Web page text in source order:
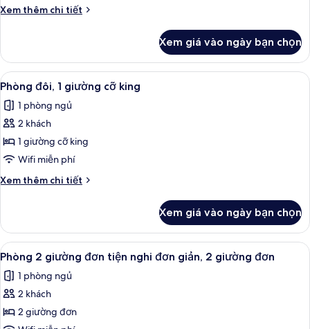
Xem thêm chi tiết
Chi
Phòng
Xem giá vào ngày bạn chọn
Xem
tất
cả
ảnh
Phòng
đôi,
1
giường
king
Bộ đồ giường kháng dị ứng, nệm
4
Phòng đôi, 1 giường cỡ king
1 phòng ngủ
2 khách
1 giường cỡ king
Wifi miễn phí
Xem thêm chi tiết
Chi
Phòng
đôi,
1
giường
cỡ
king
Xem giá vào ngày bạn chọn
Xem
tất
cả
ảnh
Phòng
Bộ đồ giường kháng dị ứng, nệm
5
Phòng 2 giường đơn tiện nghi đơn giản, 2 giường đơn
1 phòng ngủ
2 khách
2 giường đơn